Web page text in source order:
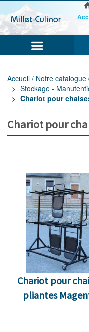
Accueil / Notre catalogue
Stockage -
Chariot pour
Chariot pour
Chariot pour
pliantes